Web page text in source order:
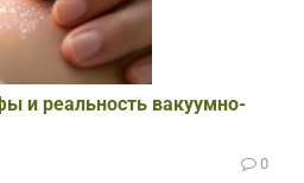
и реальность вакуумно-
0